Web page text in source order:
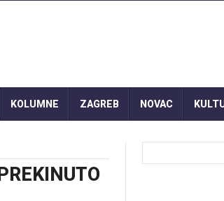
KOLUMNE ZAGREB NOVAC
PREKINUTO